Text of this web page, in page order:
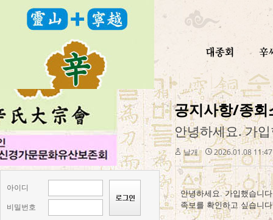
아이디
비밀번호
공지사항/종회
안녕하세요. 가
날개 2026.01.08
안녕하세요. 가입했습니
족보를 확인하고 싶습니